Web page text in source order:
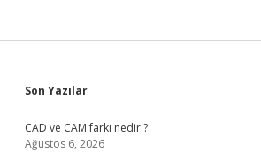
Sidebar
Son Yazılar
CAD ve CAM farkı nedir ?
Ağustos 6, 2026